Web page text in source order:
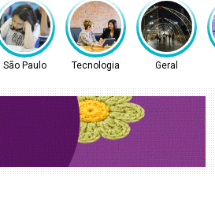
São Paulo Tecnologia Geral